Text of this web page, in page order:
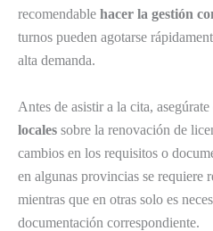
recomendable hacer la gestión
turnos pueden agotarse
alta demanda.
Antes de asistir a la cita,
locales sobre la renovación de
cambios en los requisitos o
en algunas provincias se requiere
mientras que en otras solo es
documentación correspondiente.